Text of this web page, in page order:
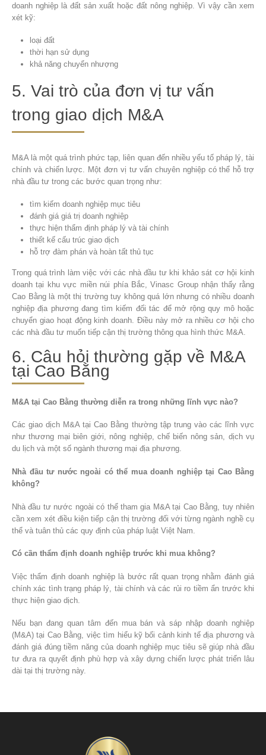
doanh nghiệp là đất sản xuất hoặc đất nông nghiệp. Vì vậy cần xem
xét kỹ:
loại đất
thời hạn sử dụng
khả năng chuyển nhượng
5. Vai trò của đơn vị tư vấn
trong giao dịch M&A
M&A là một quá trình phức tạp, liên quan đến nhiều yếu tố pháp lý, tài
chính và chiến lược. Một đơn vị tư vấn chuyên nghiệp có thể hỗ trợ
nhà đầu tư trong các bước quan trọng như:
tìm kiếm doanh nghiệp mục tiêu
đánh giá giá trị doanh nghiệp
thực hiện thẩm định pháp lý và tài chính
thiết kế cấu trúc giao dịch
hỗ trợ đàm phán và hoàn tất thủ tục
Trong quá trình làm việc với các nhà đầu tư khi khảo sát cơ hội kinh
doanh tại khu vực miền núi phía Bắc, Vinasc Group nhận thấy rằng
Cao Bằng là một thị trường tuy không quá lớn nhưng có nhiều doanh
nghiệp địa phương đang tìm kiếm đối tác để mở rộng quy mô hoặc
chuyển giao hoạt động kinh doanh. Điều này mở ra nhiều cơ hội cho
các nhà đầu tư muốn tiếp cận thị trường thông qua hình thức M&A.
6. Câu hỏi thường gặp về M&A
tại Cao Bằng
M&A tại Cao Bằng thường diễn ra trong những lĩnh vực nào?
Các giao dịch M&A tại Cao Bằng thường tập trung vào các lĩnh vực
như thương mại biên giới, nông nghiệp, chế biến nông sản, dịch vụ
du lịch và một số ngành thương mại địa phương.
Nhà đầu tư nước ngoài có thể mua doanh nghiệp tại Cao Bằng
không?
Nhà đầu tư nước ngoài có thể tham gia M&A tại Cao Bằng, tuy nhiên
cần xem xét điều kiện tiếp cận thị trường đối với từng ngành nghề cụ
thể và tuân thủ các quy định của pháp luật Việt Nam.
Có cần thẩm định doanh nghiệp trước khi mua không?
Việc thẩm định doanh nghiệp là bước rất quan trọng nhằm đánh giá
chính xác tình trạng pháp lý, tài chính và các rủi ro tiềm ẩn trước khi
thực hiện giao dịch.
Nếu bạn đang quan tâm đến mua bán và sáp nhập doanh nghiệp
(M&A) tại Cao Bằng, việc tìm hiểu kỹ bối cảnh kinh tế địa phương và
đánh giá đúng tiềm năng của doanh nghiệp mục tiêu sẽ giúp nhà đầu
tư đưa ra quyết định phù hợp và xây dựng chiến lược phát triển lâu
dài tại thị trường này.